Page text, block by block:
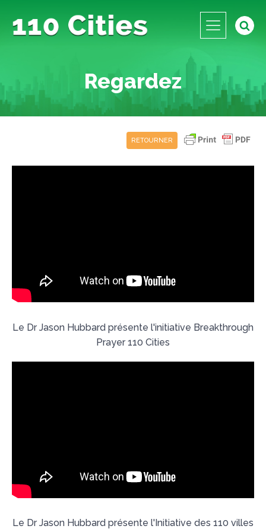
Regardez
RETOURNER
Le Dr Jason Hubbard présente l'initiative Breakthrough
Prayer 110 Cities
Le Dr Jason Hubbard présente l'Initiative des 110 villes